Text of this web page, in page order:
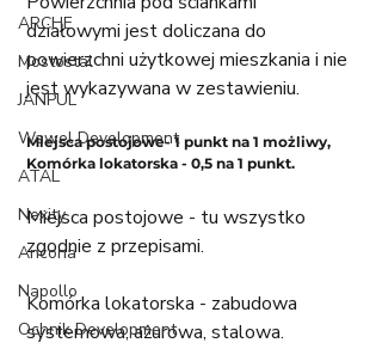
ARCHE
Mostostal
JANPUL
Wawel Development
ATAL
Nexity
Ancona
Napollo
Ochnik Development
działowymi jest doliczana do
powierzchni użytkowej mieszkania i nie
jest wykazywana w zestawieniu.
Miejsca postojowe- 1 punkt na 1 możliwy,
Komórka lokatorska - 0,5 na 1 punkt.
Miejsca postojowe - tu wszystko
zgodnie z przepisami.
Komórka lokatorska - zabudowa
systemowa, ażurowa, stalowa.